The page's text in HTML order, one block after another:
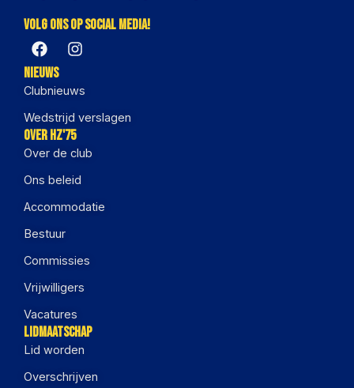
Volg ons op social media!
Nieuws
Clubnieuws
Wedstrijd verslagen
Over HZ'75
Over de club
Ons beleid
Accommodatie
Bestuur
Commissies
Vrijwilligers
Vacatures
Lidmaatschap
Lid worden
Overschrijven